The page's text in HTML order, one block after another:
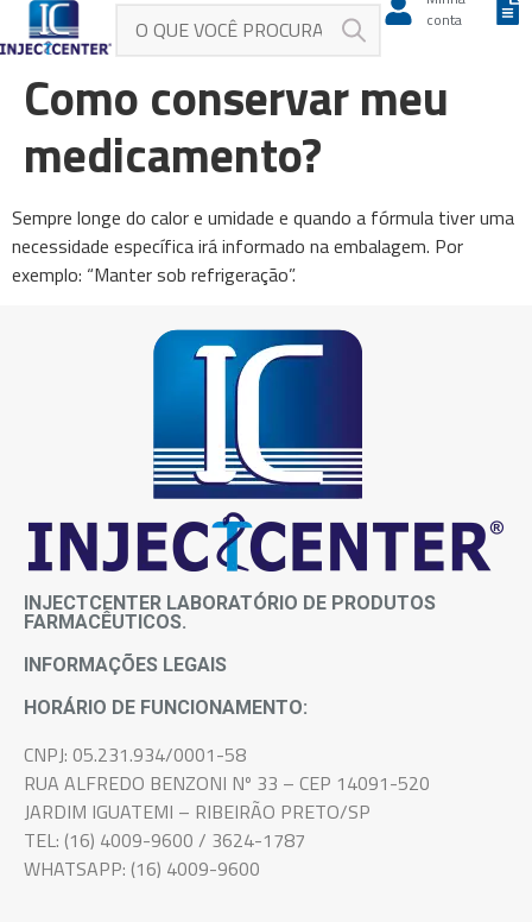
conta
Como conservar meu
medicamento?
Sempre longe do calor e umidade e quando a fórmula tiver uma
necessidade específica irá informado na embalagem. Por
exemplo: “Manter sob refrigeração”.
INJECTCENTER LABORATÓRIO DE PRODUTOS
FARMACÊUTICOS.
INFORMAÇÕES LEGAIS
HORÁRIO DE FUNCIONAMENTO:
CNPJ: 05.231.934/0001-58
RUA ALFREDO BENZONI Nº 33 – CEP 14091-520
JARDIM IGUATEMI – RIBEIRÃO PRETO/SP
TEL: (16) 4009-9600 / 3624-1787
WHATSAPP: (16) 4009-9600